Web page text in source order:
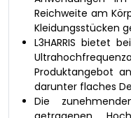
Reichweite am
Kleidungsstücken
L3HARRIS bietet
Produktangebot
darunter flaches
Die